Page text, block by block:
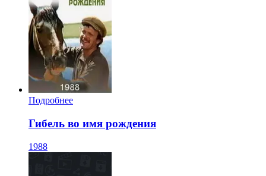
Подробнее
Гибель во имя рождения
1988